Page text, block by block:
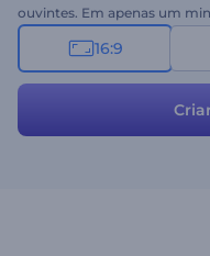
ouvintes. Em apenas um
digita seu nome e cria um
apresentar seu novo single,
ao vivo. Liberte sua
com este poderoso
16:9